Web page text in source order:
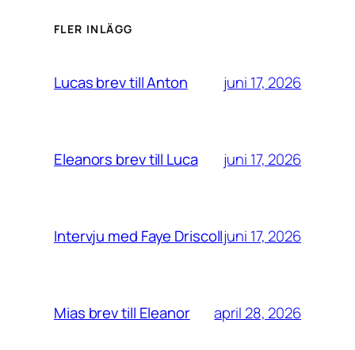
FLER INLÄGG
Lucas brev till Anton juni 17, 2026
Eleanors brev till Luca juni 17, 2026
Intervju med Faye Driscolljuni 17, 2026
Mias brev till Eleanor april 28, 2026